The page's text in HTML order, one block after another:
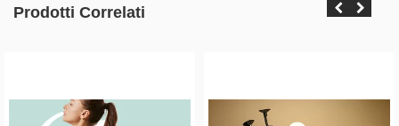
Prodotti Correlati